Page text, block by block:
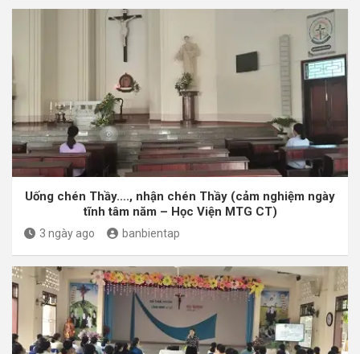
Uống chén Thầy…., nhận chén Thầy (cảm nghiệm ngày
tĩnh tâm năm – Học Viện MTG CT)
3 ngày ago banbientap